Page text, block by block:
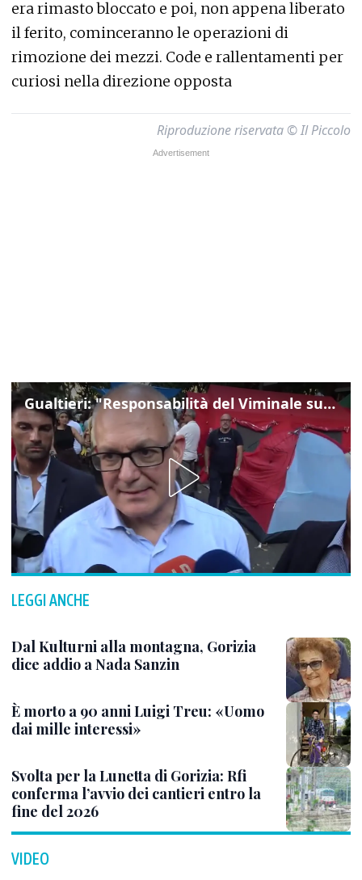
era rimasto bloccato e poi, non appena liberato
il ferito, cominceranno le operazioni di
rimozione dei mezzi. Code e rallentamenti per
curiosi nella direzione opposta
Riproduzione riservata © Il Piccolo
Gualtieri: "Responsabilità del Viminale su Spin Time? La posizione dei partiti è nota"
LEGGI ANCHE
Dal Kulturni alla montagna, Gorizia
dice addio a Nada Sanzin
È morto a 90 anni Luigi Treu: «Uomo
dai mille interessi»
Svolta per la Lunetta di Gorizia: Rfi
conferma l’avvio dei cantieri entro la
fine del 2026
VIDEO